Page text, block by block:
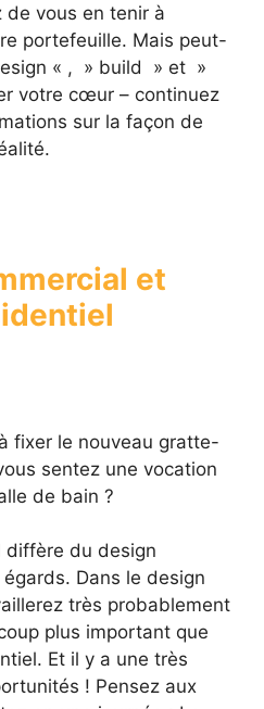
de vous en tenir à
portefeuille. Mais peut-
« , » build » et »
votre cœur – continuez
sur la façon de
et
fixer le nouveau gratte-
sentez une vocation
de bain ?
diffère du design
Dans le design
très probablement
plus important que
Et il y a une très
! Pensez aux